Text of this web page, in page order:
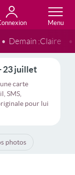
Demain :Claire
23 juillet
carte
SMS,
pour lui
photos